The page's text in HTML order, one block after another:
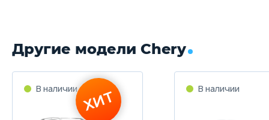
Другие модели Chery